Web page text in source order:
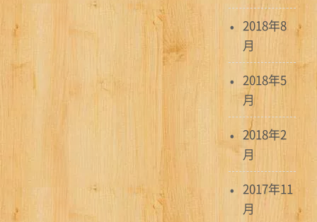
2018年8
月
2018年5
月
2018年2
月
2017年11
月